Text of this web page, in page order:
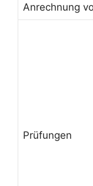
Anrechnung
Prüfungen